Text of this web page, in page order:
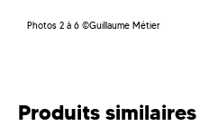
Photos 2 à 6 ©Guillaume Métier
Produits similaires